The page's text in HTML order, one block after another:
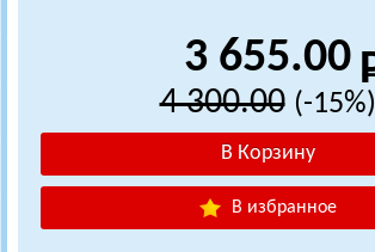
3 655.00
4 300.00 (-15%)
В избранное